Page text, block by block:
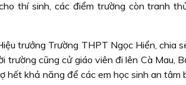
thí sinh, các điểm trường còn tranh
trưởng Trường THPT Ngọc Hiển, chia
trường cũng cử giáo viên đi lên Cà Mau,
hết khả năng để các em học sinh an tâm